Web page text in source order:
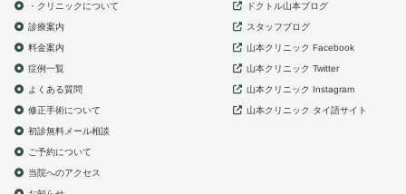
・クリニックについて
診療案内
料金案内
症例一覧
よくある質問
修正手術について
初診無料メール相談
ご予約について
当院へのアクセス
ドクトル山本ブログ
スタッフブログ
山本クリニック Facebook
山本クリニック Twitter
山本クリニック Instagram
山本クリニック タイ語サイト